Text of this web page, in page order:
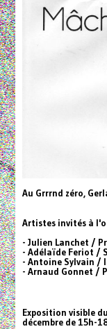
Au Grrrnd zéro,
Artistes invités à
- Julien Lanchet /
- Adélaïde Feriot /
- Antoine Sylvain /
- Arnaud Gonnet /
Exposition visible
décembre de 15h-